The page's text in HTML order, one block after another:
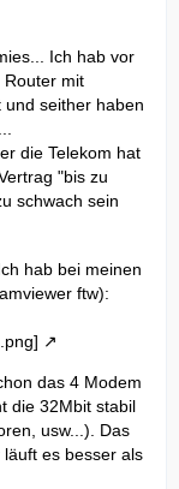
Ich hab vor
Router mit
seither haben
die Telekom hat
"bis zu
schwach sein
hab bei meinen
ftw):
das 4 Modem
die 32Mbit stabil
usw...). Das
es besser als